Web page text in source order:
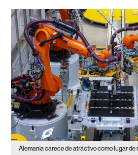
Alemania carece de atractivo como lugar de